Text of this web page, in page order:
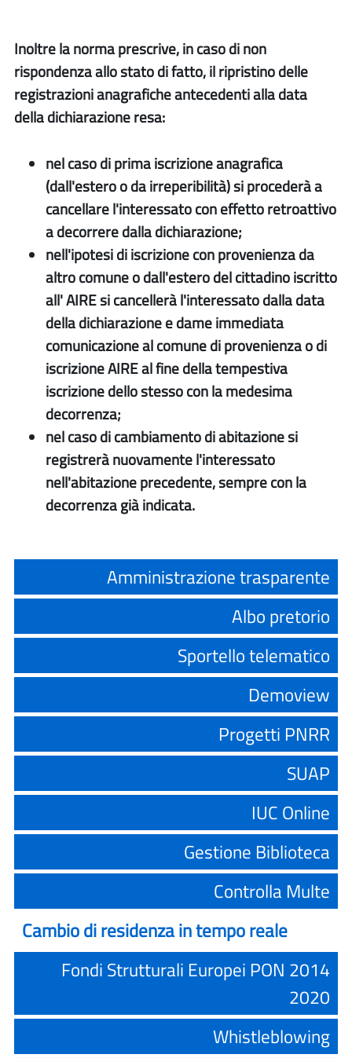
Inoltre la norma prescrive, in caso di non
rispondenza allo stato di fatto, il ripristino delle
registrazioni anagrafiche antecedenti alla data
della dichiarazione resa:
nel caso di prima iscrizione anagrafica
(dall'estero o da irreperibilità) si procederà a
cancellare l'interessato con effetto retroattivo
a decorrere dalla dichiarazione;
nell'ipotesi di iscrizione con provenienza da
altro comune o dall'estero del cittadino iscritto
all' AIRE si cancellerà l'interessato dalla data
della dichiarazione e dame immediata
comunicazione al comune di provenienza o di
iscrizione AIRE al fine della tempestiva
iscrizione dello stesso con la medesima
decorrenza;
nel caso di cambiamento di abitazione si
registrerà nuovamente l'interessato
nell'abitazione precedente, sempre con la
decorrenza già indicata.
Amministrazione trasparente
Albo pretorio
Sportello telematico
Demoview
Progetti PNRR
SUAP
IUC Online
Gestione Biblioteca
Controlla Multe
Cambio di residenza in tempo reale
Fondi Strutturali Europei PON 2014
2020
Whistleblowing